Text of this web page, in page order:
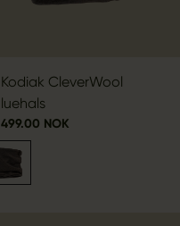
Kodiak CleverWool
luehals
499.00 NOK